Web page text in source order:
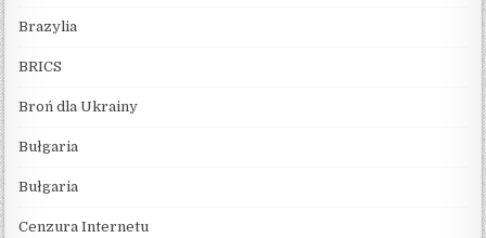
Brazylia
BRICS
Broń dla Ukrainy
Bułgaria
Bułgaria
Cenzura Internetu